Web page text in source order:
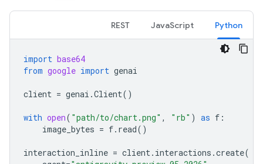
Python
JavaScript
REST
import base64
from google import genai
client = genai .Client()
with open( "path/to/chart.png" , "rb" ) as f :
image_bytes = f. read()
interaction_inline = client. interactions .create(